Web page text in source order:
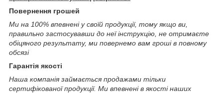
Повернення грошей
Ми на 100% впевнені у своїй продукції, тому якщо ви,
правильно застосувавши до неї інструкцію, не отримаєте
обіцяного результату, ми повернемо вам гроші в повному
обсязі
Гарантія якості
Наша компанія займається продажами тільки
сертифікованої продукції. Ми впевнені в якості наших